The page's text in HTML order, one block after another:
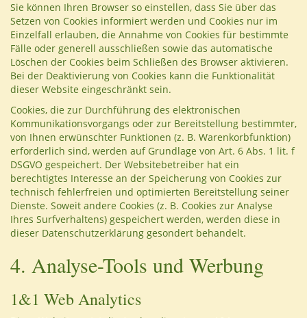
Sie können Ihren Browser so einstellen, dass Sie über das
Setzen von Cookies informiert werden und Cookies nur im
Einzelfall erlauben, die Annahme von Cookies für bestimmte
Fälle oder generell ausschließen sowie das automatische
Löschen der Cookies beim Schließen des Browser aktivieren.
Bei der Deaktivierung von Cookies kann die Funktionalität
dieser Website eingeschränkt sein.
Cookies, die zur Durchführung des elektronischen
Kommunikationsvorgangs oder zur Bereitstellung bestimmter,
von Ihnen erwünschter Funktionen (z. B. Warenkorbfunktion)
erforderlich sind, werden auf Grundlage von Art. 6 Abs. 1 lit. f
DSGVO gespeichert. Der Websitebetreiber hat ein
berechtigtes Interesse an der Speicherung von Cookies zur
technisch fehlerfreien und optimierten Bereitstellung seiner
Dienste. Soweit andere Cookies (z. B. Cookies zur Analyse
Ihres Surfverhaltens) gespeichert werden, werden diese in
dieser Datenschutzerklärung gesondert behandelt.
4. Analyse-Tools und Werbung
1&1 Web Analytics